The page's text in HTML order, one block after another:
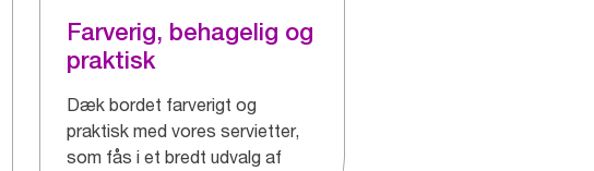
Farverig, behagelig og
praktisk
Dæk bordet farverigt og
praktisk med vores servietter,
som fås i et bredt udvalg af